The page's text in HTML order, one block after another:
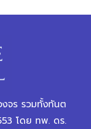
จร รวมทั้งทันต
โดย ทพ. ดร.